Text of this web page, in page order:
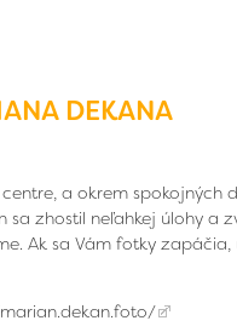
DEKANA
a okrem spokojných
zhostil neľahkej úlohy a
. Ak sa Vám fotky